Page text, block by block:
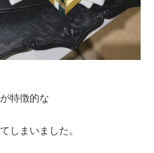
特徴的な
しまいました。